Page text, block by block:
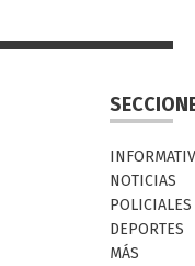
NOTICIAS
POLICIALES
DEPORTES
MÁS